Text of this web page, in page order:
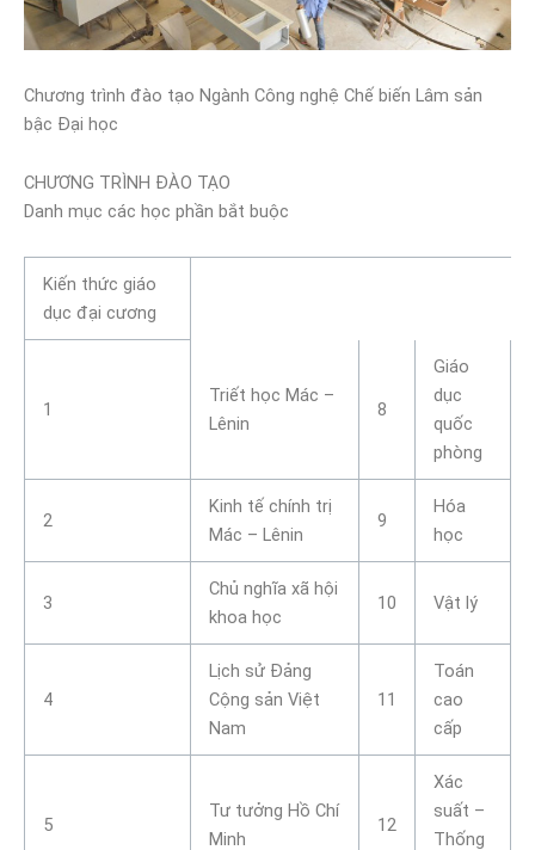
Chương trình đào tạo Ngành Công nghệ Chế biến Lâm sản
bậc Đại học
CHƯƠNG TRÌNH ĐÀO TẠO
Danh mục các học phần bắt buộc
Kiến thức giáo
dục đại cương
1
Triết học Mác –
Lênin
8
Giáo
dục
quốc
phòng
2
Kinh tế chính trị
Mác – Lênin
9
Hóa
học
3
Chủ nghĩa xã hội
khoa học
10 Vật lý
4
Lịch sử Đảng
Cộng sản Việt
Nam
11
Toán
cao
cấp
5
Tư tưởng Hồ Chí
Minh
12
Xác
suất –
Thống